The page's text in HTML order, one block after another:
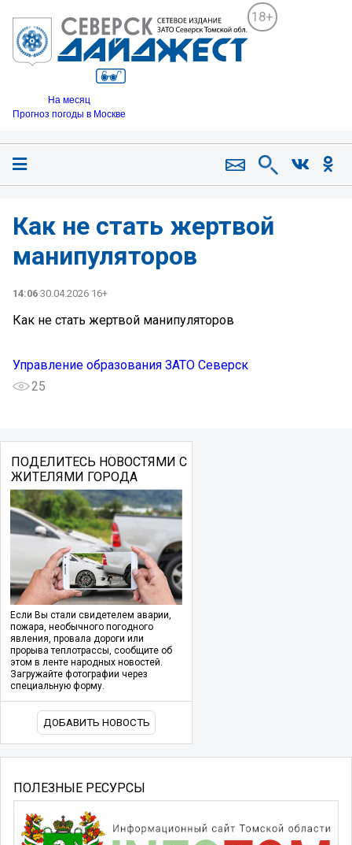
18+
На месяц
Прогноз погоды в Москве
Как не стать жертвой
манипуляторов
14:06 30.04.2026 16+
Как не стать жертвой манипуляторов
Управление образования ЗАТО Северск
25
ПОДЕЛИТЕСЬ НОВОСТЯМИ С
ЖИТЕЛЯМИ ГОРОДА
Если Вы стали свидетелем аварии,
пожара, необычного погодного
явления, провала дороги или
прорыва теплотрассы, сообщите об
этом в ленте народных новостей.
Загружайте фотографии через
специальную форму.
ДОБАВИТЬ НОВОСТЬ
ПОЛЕЗНЫЕ РЕСУРСЫ